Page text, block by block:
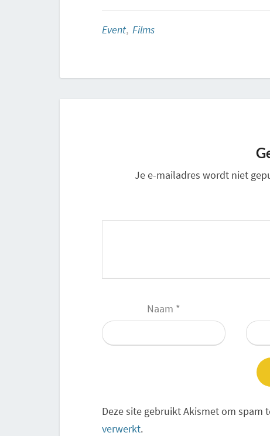
Event, Films
Je e-mailadres wordt niet
Naam *
Deze site gebruikt Akismet om spam
verwerkt.